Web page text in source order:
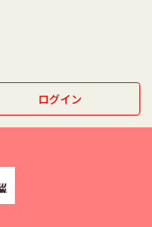
ログイン